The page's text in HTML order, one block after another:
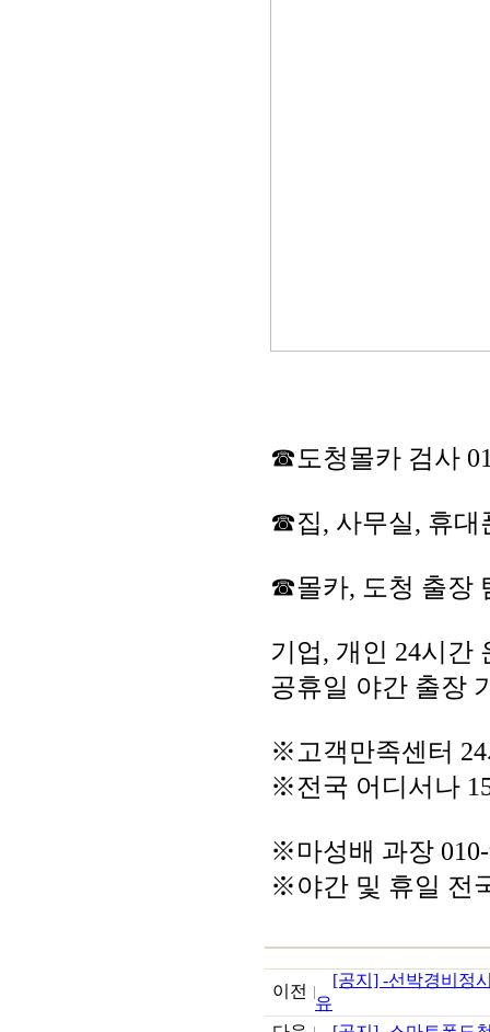
☎도청몰카 검사
☎집, 사무실, 휴대
☎몰카, 도청 출장
기업, 개인 24시간
공휴일 야간 출장
※고객만족센터
※전국 어디서나
※마성배 과장
※야간 및 휴일 전
이전
[공지] -선박경비정
유